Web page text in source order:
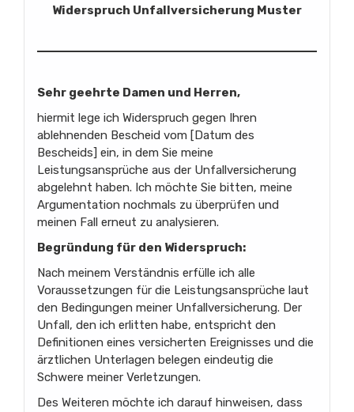
Widerspruch Unfallversicherung Muster
Sehr geehrte Damen und Herren,
hiermit lege ich Widerspruch gegen Ihren
ablehnenden Bescheid vom [Datum des
Bescheids] ein, in dem Sie meine
Leistungsansprüche aus der Unfallversicherung
abgelehnt haben. Ich möchte Sie bitten, meine
Argumentation nochmals zu überprüfen und
meinen Fall erneut zu analysieren.
Begründung für den Widerspruch:
Nach meinem Verständnis erfülle ich alle
Voraussetzungen für die Leistungsansprüche laut
den Bedingungen meiner Unfallversicherung. Der
Unfall, den ich erlitten habe, entspricht den
Definitionen eines versicherten Ereignisses und die
ärztlichen Unterlagen belegen eindeutig die
Schwere meiner Verletzungen.
Des Weiteren möchte ich darauf hinweisen, dass